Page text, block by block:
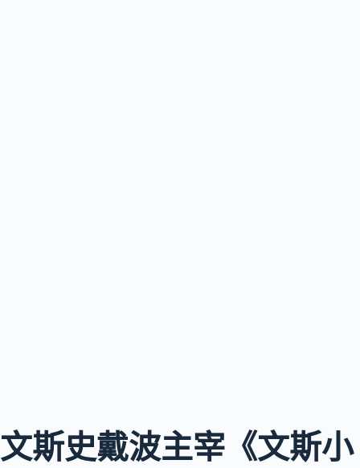
文斯史戴波主宰《文斯小